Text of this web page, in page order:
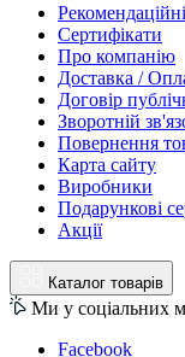
Сертифікати
Про компанію
Доставка /
Договір
Зворотній
Повернення
Карта сайту
Виробники
Подарункові
Акції
Каталог товарів
Ми у соціальних
Facebook